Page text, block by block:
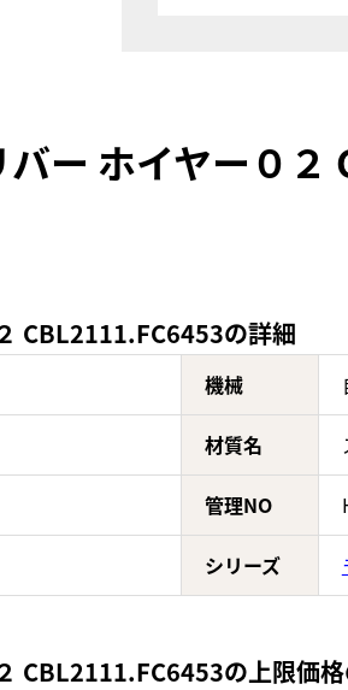
ー ホイヤー０
CBL2111.FC6453の詳細
機械
材質名
管理NO
シリーズ
CBL2111.FC6453の上限価